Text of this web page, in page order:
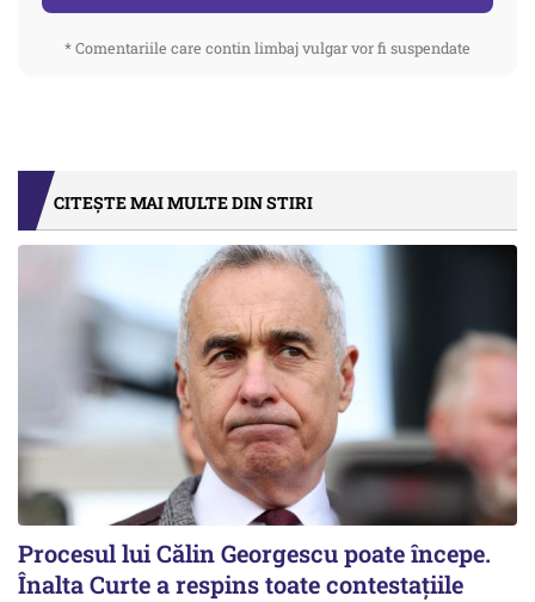
* Comentariile care contin limbaj vulgar vor fi suspendate
CITEȘTE MAI MULTE DIN STIRI
Procesul lui Călin Georgescu poate începe.
Înalta Curte a respins toate contestațiile